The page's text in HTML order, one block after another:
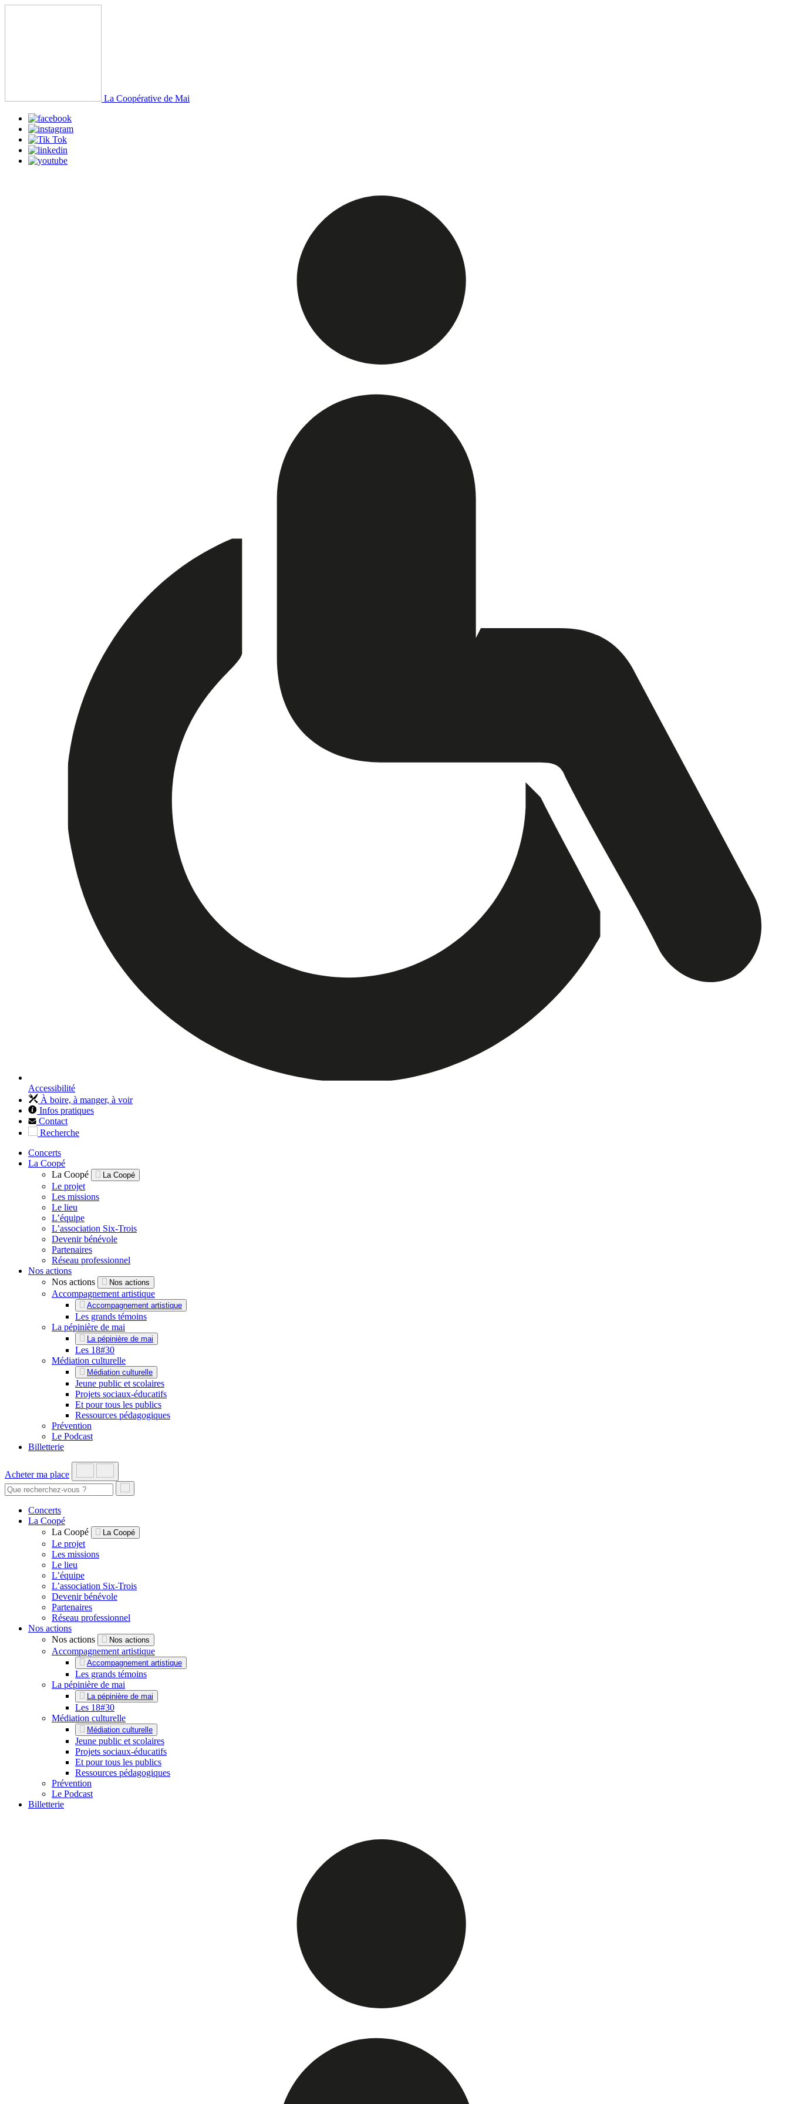
La Coopérative de Mai
Accessibilité
À boire, à manger, à voir
Infos pratiques
Contact
Recherche
Concerts
La Coopé
La Coopé
La Coopé
Le projet
Les missions
Le lieu
L’équipe
L’association Six-Trois
Devenir bénévole
Partenaires
Réseau professionnel
Nos actions
Nos actions
Nos actions
Accompagnement artistique
Accompagnement artistique
Les grands témoins
La pépinière de mai
La pépinière de mai
Les 18#30
Médiation culturelle
Médiation culturelle
Jeune public et scolaires
Projets sociaux-éducatifs
Et pour tous les publics
Ressources pédagogiques
Prévention
Le Podcast
Billetterie
Acheter ma place
Concerts
La Coopé
La Coopé
La Coopé
Le projet
Les missions
Le lieu
L’équipe
L’association Six-Trois
Devenir bénévole
Partenaires
Réseau professionnel
Nos actions
Nos actions
Nos actions
Accompagnement artistique
Accompagnement artistique
Les grands témoins
La pépinière de mai
La pépinière de mai
Les 18#30
Médiation culturelle
Médiation culturelle
Jeune public et scolaires
Projets sociaux-éducatifs
Et pour tous les publics
Ressources pédagogiques
Prévention
Le Podcast
Billetterie